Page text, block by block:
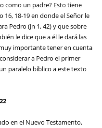
como un padre? Esto tiene
18-19 en donde el Señor le
Pedro (Jn 1, 42) y que sobre
le dice que a él le dará las
importante tener en cuenta
a Pedro el primer
paralelo bíblico a este texto
en el Nuevo Testamento,